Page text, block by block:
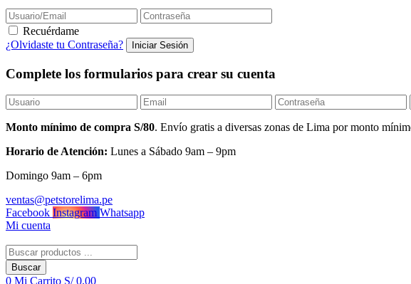
Recuérdame
¿Olvidaste tu Contraseña?
Complete los formularios para crear su cuenta
Monto mínimo de compra S/80. Envío gratis a diversas zonas de Lima por monto
Horario de Atención: Lunes a Sábado 9am – 9pm
Domingo 9am – 6pm
ventas@petstorelima.pe
Facebook Instagram Whatsapp
Mi cuenta
Buscar
0 Mi Carrito S/0.00